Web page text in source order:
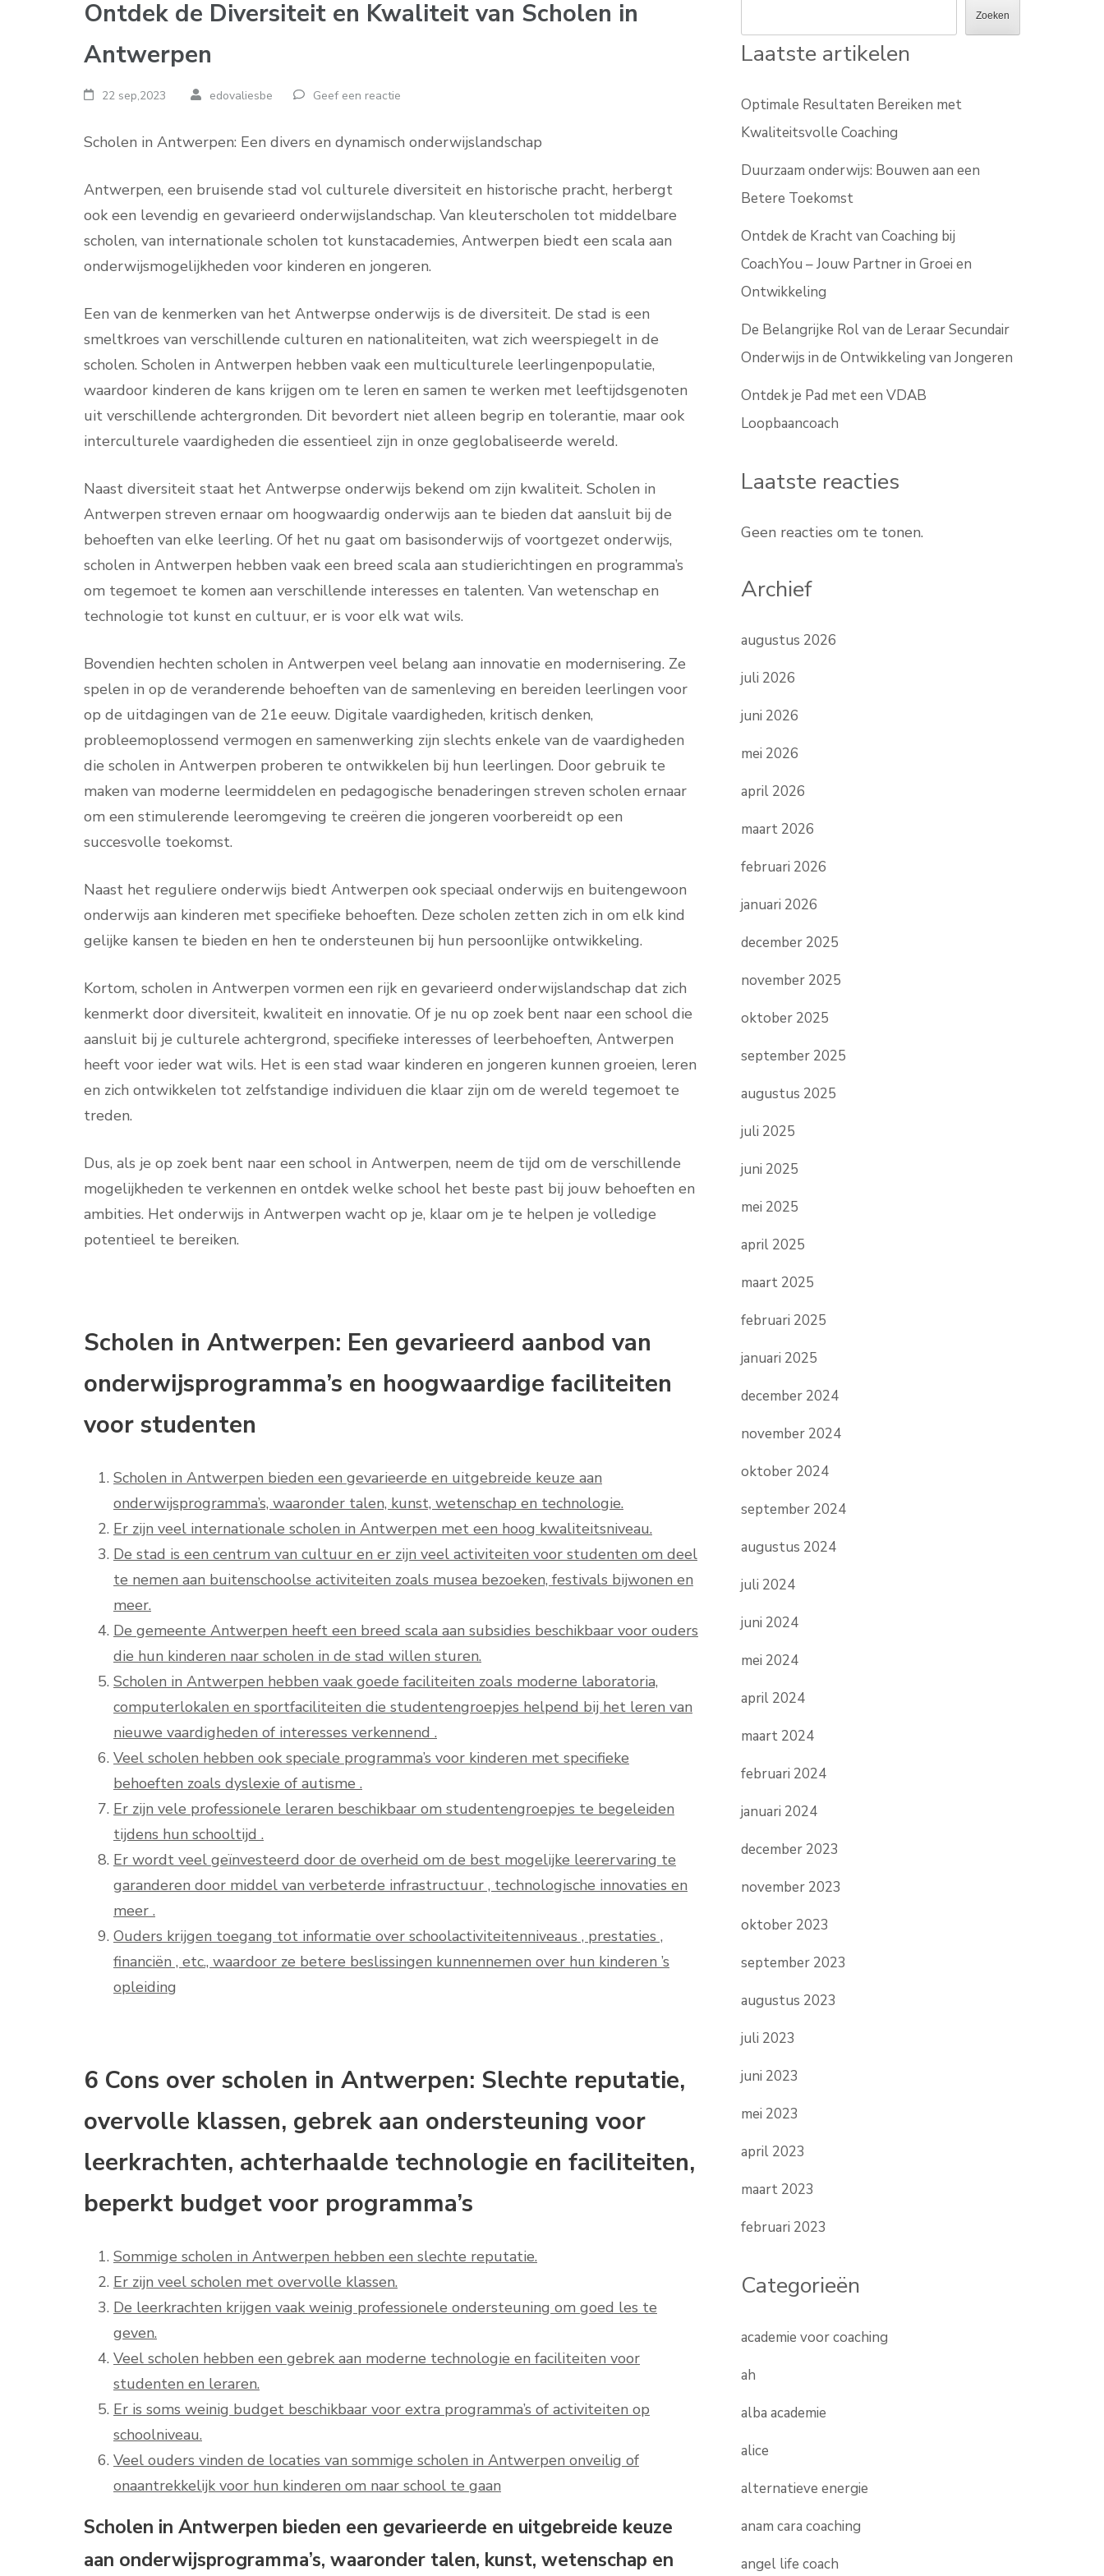
Ontdek de Diversiteit en Kwaliteit van Scholen in
Antwerpen
22 sep,2023 edovaliesbe Geef een reactie
Scholen in Antwerpen: Een divers en dynamisch onderwijslandschap
Antwerpen, een bruisende stad vol culturele diversiteit en historische pracht, herbergt
ook een levendig en gevarieerd onderwijslandschap. Van kleuterscholen tot middelbare
scholen, van internationale scholen tot kunstacademies, Antwerpen biedt een scala aan
onderwijsmogelijkheden voor kinderen en jongeren.
Een van de kenmerken van het Antwerpse onderwijs is de diversiteit. De stad is een
smeltkroes van verschillende culturen en nationaliteiten, wat zich weerspiegelt in de
scholen. Scholen in Antwerpen hebben vaak een multiculturele leerlingenpopulatie,
waardoor kinderen de kans krijgen om te leren en samen te werken met leeftijdsgenoten
uit verschillende achtergronden. Dit bevordert niet alleen begrip en tolerantie, maar ook
interculturele vaardigheden die essentieel zijn in onze geglobaliseerde wereld.
Naast diversiteit staat het Antwerpse onderwijs bekend om zijn kwaliteit. Scholen in
Antwerpen streven ernaar om hoogwaardig onderwijs aan te bieden dat aansluit bij de
behoeften van elke leerling. Of het nu gaat om basisonderwijs of voortgezet onderwijs,
scholen in Antwerpen hebben vaak een breed scala aan studierichtingen en programma’s
om tegemoet te komen aan verschillende interesses en talenten. Van wetenschap en
technologie tot kunst en cultuur, er is voor elk wat wils.
Bovendien hechten scholen in Antwerpen veel belang aan innovatie en modernisering. Ze
spelen in op de veranderende behoeften van de samenleving en bereiden leerlingen voor
op de uitdagingen van de 21e eeuw. Digitale vaardigheden, kritisch denken,
probleemoplossend vermogen en samenwerking zijn slechts enkele van de vaardigheden
die scholen in Antwerpen proberen te ontwikkelen bij hun leerlingen. Door gebruik te
maken van moderne leermiddelen en pedagogische benaderingen streven scholen ernaar
om een stimulerende leeromgeving te creëren die jongeren voorbereidt op een
succesvolle toekomst.
Naast het reguliere onderwijs biedt Antwerpen ook speciaal onderwijs en buitengewoon
onderwijs aan kinderen met specifieke behoeften. Deze scholen zetten zich in om elk kind
gelijke kansen te bieden en hen te ondersteunen bij hun persoonlijke ontwikkeling.
Kortom, scholen in Antwerpen vormen een rijk en gevarieerd onderwijslandschap dat zich
kenmerkt door diversiteit, kwaliteit en innovatie. Of je nu op zoek bent naar een school die
aansluit bij je culturele achtergrond, specifieke interesses of leerbehoeften, Antwerpen
heeft voor ieder wat wils. Het is een stad waar kinderen en jongeren kunnen groeien, leren
en zich ontwikkelen tot zelfstandige individuen die klaar zijn om de wereld tegemoet te
treden.
Dus, als je op zoek bent naar een school in Antwerpen, neem de tijd om de verschillende
mogelijkheden te verkennen en ontdek welke school het beste past bij jouw behoeften en
ambities. Het onderwijs in Antwerpen wacht op je, klaar om je te helpen je volledige
potentieel te bereiken.
Scholen in Antwerpen: Een gevarieerd aanbod van
onderwijsprogramma’s en hoogwaardige faciliteiten
voor studenten
Scholen in Antwerpen bieden een gevarieerde en uitgebreide keuze aan
onderwijsprogramma’s, waaronder talen, kunst, wetenschap en technologie.
Er zijn veel internationale scholen in Antwerpen met een hoog kwaliteitsniveau.
De stad is een centrum van cultuur en er zijn veel activiteiten voor studenten om deel
te nemen aan buitenschoolse activiteiten zoals musea bezoeken, festivals bijwonen en
meer.
De gemeente Antwerpen heeft een breed scala aan subsidies beschikbaar voor ouders
die hun kinderen naar scholen in de stad willen sturen.
Scholen in Antwerpen hebben vaak goede faciliteiten zoals moderne laboratoria,
computerlokalen en sportfaciliteiten die studentengroepjes helpend bij het leren van
nieuwe vaardigheden of interesses verkennend .
Veel scholen hebben ook speciale programma’s voor kinderen met specifieke
behoeften zoals dyslexie of autisme .
Er zijn vele professionele leraren beschikbaar om studentengroepjes te begeleiden
tijdens hun schooltijd .
Er wordt veel geïnvesteerd door de overheid om de best mogelijke leerervaring te
garanderen door middel van verbeterde infrastructuur , technologische innovaties en
meer .
Ouders krijgen toegang tot informatie over schoolactiviteitenniveaus , prestaties ,
financiën , etc., waardoor ze betere beslissingen kunnennemen over hun kinderen ’s
opleiding
6 Cons over scholen in Antwerpen: Slechte reputatie,
overvolle klassen, gebrek aan ondersteuning voor
leerkrachten, achterhaalde technologie en faciliteiten,
beperkt budget voor programma’s
Sommige scholen in Antwerpen hebben een slechte reputatie.
Er zijn veel scholen met overvolle klassen.
De leerkrachten krijgen vaak weinig professionele ondersteuning om goed les te
geven.
Veel scholen hebben een gebrek aan moderne technologie en faciliteiten voor
studenten en leraren.
Er is soms weinig budget beschikbaar voor extra programma’s of activiteiten op
schoolniveau.
Veel ouders vinden de locaties van sommige scholen in Antwerpen onveilig of
onaantrekkelijk voor hun kinderen om naar school te gaan
Scholen in Antwerpen bieden een gevarieerde en uitgebreide keuze
aan onderwijsprogramma’s, waaronder talen, kunst, wetenschap en
Zoeken
Laatste artikelen
Optimale Resultaten Bereiken met
Kwaliteitsvolle Coaching
Duurzaam onderwijs: Bouwen aan een
Betere Toekomst
Ontdek de Kracht van Coaching bij
CoachYou – Jouw Partner in Groei en
Ontwikkeling
De Belangrijke Rol van de Leraar Secundair
Onderwijs in de Ontwikkeling van Jongeren
Ontdek je Pad met een VDAB
Loopbaancoach
Laatste reacties
Geen reacties om te tonen.
Archief
augustus 2026
juli 2026
juni 2026
mei 2026
april 2026
maart 2026
februari 2026
januari 2026
december 2025
november 2025
oktober 2025
september 2025
augustus 2025
juli 2025
juni 2025
mei 2025
april 2025
maart 2025
februari 2025
januari 2025
december 2024
november 2024
oktober 2024
september 2024
augustus 2024
juli 2024
juni 2024
mei 2024
april 2024
maart 2024
februari 2024
januari 2024
december 2023
november 2023
oktober 2023
september 2023
augustus 2023
juli 2023
juni 2023
mei 2023
april 2023
maart 2023
februari 2023
Categorieën
academie voor coaching
ah
alba academie
alice
alternatieve energie
anam cara coaching
angel life coach